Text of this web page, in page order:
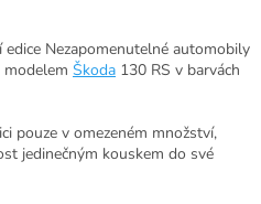
edice Nezapomenutelné automobily
Škoda 130 RS v barvách
pouze v omezeném množství,
jedinečným kouskem do své